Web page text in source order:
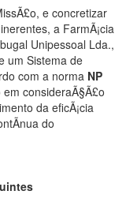
e concretizar
a FarmÃ¡cia
Unipessoal Lda.,
um Sistema de
com a norma NP
em consideraÃ§Ã£o
da eficÃ¡cia
do